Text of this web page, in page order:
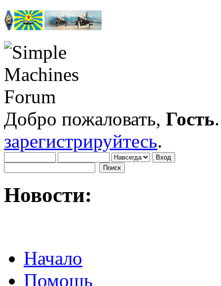
Добро пожаловать, Гость
зарегистрируйтесь.
Новости:
Начало
Помощь